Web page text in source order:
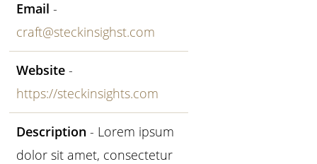
Email -
craft@steckinsighst.com
Website -
https://steckinsights.com
Description - Lorem ipsum
dolor sit amet, consectetur